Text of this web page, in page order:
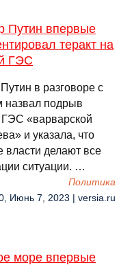
Путин впервые
теракт на
ГЭС
в разговоре с
назвал подрыв
ГЭС «варварской
и указала, что
власти делают все
ситуации. …
Политика
Июнь 7, 2023 | versia.ru
море впервые